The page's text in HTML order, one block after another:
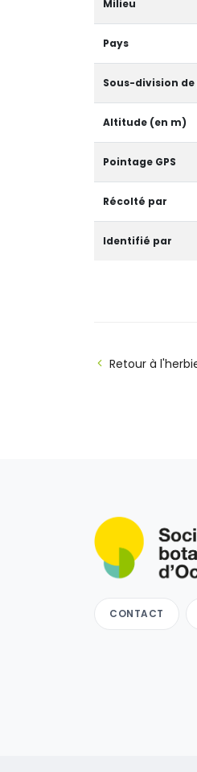
Milieu
Pays
Sous-division de
Altitude (en m)
Pointage GPS
Récolté par
Identifié par
Retour à
CONTACT